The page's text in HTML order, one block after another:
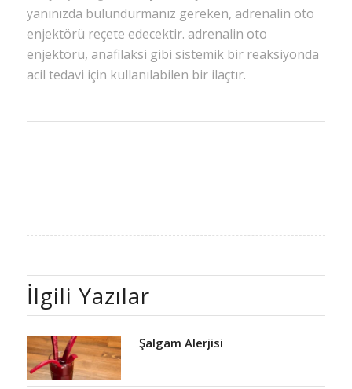
yanınızda bulundurmanız gereken, adrenalin oto
enjektörü reçete edecektir. adrenalin oto
enjektörü, anafilaksi gibi sistemik bir reaksiyonda
acil tedavi için kullanılabilen bir ilaçtır.
İlgili Yazılar
Şalgam Alerjisi